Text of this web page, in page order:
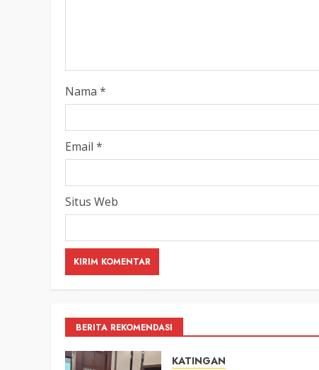
Nama *
Email *
Situs Web
BERITA REKOMENDASI
KATINGAN